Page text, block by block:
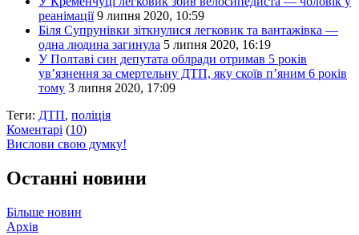
реанімації 9 липня 2020, 10:59
Біля Супрунівки зіткнулися легковик та вантажівка —
одна людина загинула 5 липня 2020, 16:19
У Полтаві син депутата облради отримав 5 років
ув’язнення за смертельну ДТП, яку скоїв п’яним 6 років
тому 3 липня 2020, 17:09
Теги: ДТП, поліція
Коментарі (10)
Вислови свою думку!
Останні новини
Більше новин
Архів